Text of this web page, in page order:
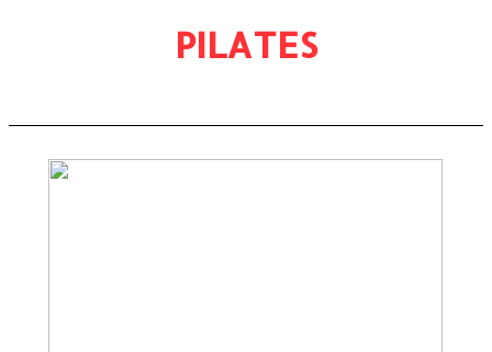
PILATES